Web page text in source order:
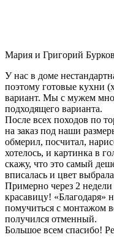
Мария и Григорий
У нас в доме
поэтому готовые кухни
вариант. Мы с мужем
подходящего варианта.
После всех походов по
на заказ под наши
обмерил, посчитал,
хотелось, и картинка в
скажу, что это самый
вписалась и цвет
Примерно через 2
красавицу!
помучиться с монтажом
получился отменный.
Большое всем спасибо!